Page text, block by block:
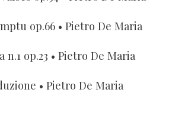
op.66 • Pietro De Maria
n.1 op.23 • Pietro De Maria
• Pietro De Maria